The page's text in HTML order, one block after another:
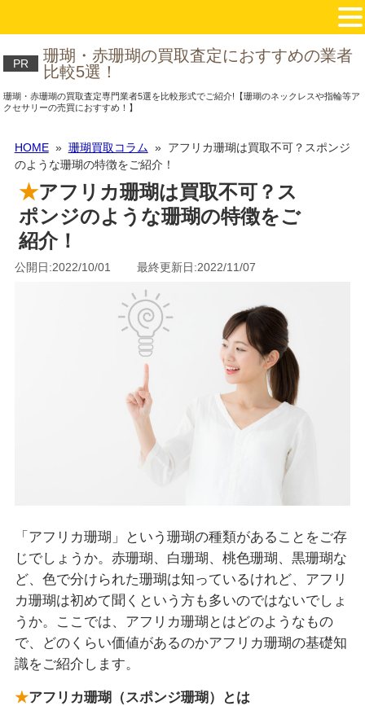
PR
珊瑚・赤珊瑚の買取査定におすすめの業者
比較5選！
珊瑚・赤珊瑚の買取査定専門業者5選を比較形式でご紹介!【珊瑚のネックレスや指輪等ア
クセサリーの売買におすすめ！】
HOME» 珊瑚買取コラム » アフリカ珊瑚は買取不可？スポンジ
のような珊瑚の特徴をご紹介！
アフリカ珊瑚は買取不可？ス
ポンジのような珊瑚の特徴をご
紹介！
公開日:2022/10/01 最終更新日:2022/11/07
「アフリカ珊瑚」という珊瑚の種類があることをご存
じでしょうか。赤珊瑚、白珊瑚、桃色珊瑚、黒珊瑚な
ど、色で分けられた珊瑚は知っているけれど、アフリ
カ珊瑚は初めて聞くという方も多いのではないでしょ
うか。ここでは、アフリカ珊瑚とはどのようなもの
で、どのくらい価値があるのかアフリカ珊瑚の基礎知
識をご紹介します。
アフリカ珊瑚（スポンジ珊瑚）とは